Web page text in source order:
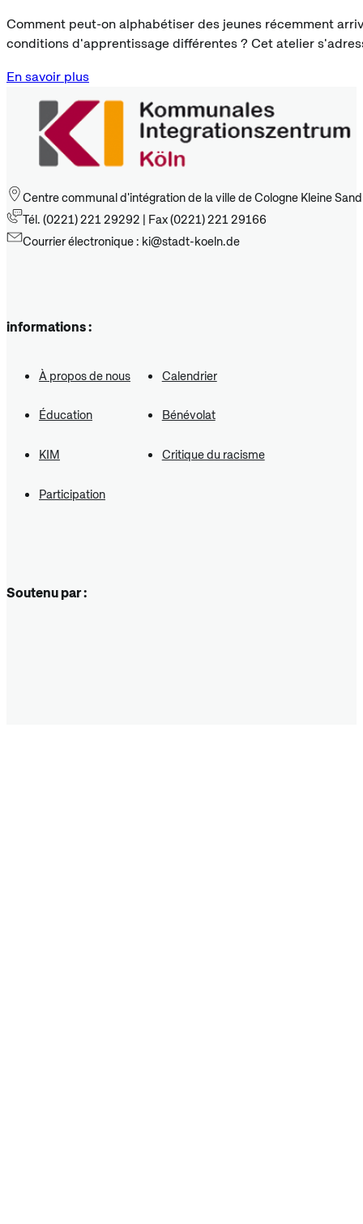
Comment peut-on alphabétiser des jeunes récemment
conditions d'apprentissage différentes ? Cet atelier
En savoir plus
Centre communal d'intégration de la ville de Cologne Kleine
Tél. (0221) 221 29292 | Fax (0221) 221 29166
Courrier électronique : ki@stadt-koeln.de
informations :
À propos de nous Calendrier
Éducation Bénévolat
KIM Critique du racisme
Participation
Soutenu par :